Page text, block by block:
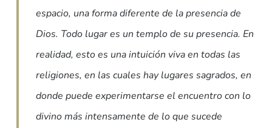
espacio, una forma diferente de la presencia de
Dios. Todo lugar es un templo de su presencia. En
realidad, esto es una intuición viva en todas las
religiones, en las cuales hay lugares sagrados, en
donde puede experimentarse el encuentro con lo
divino más intensamente de lo que sucede